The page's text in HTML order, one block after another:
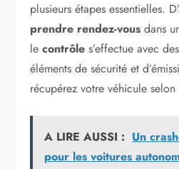
plusieurs étapes essentielles.
prendre rendez-vous dans
lecontrôle s’effectue avec
éléments de sécurité et
récupérez votre véhicule
A LIRE AUSSI : Un
pour les voitures